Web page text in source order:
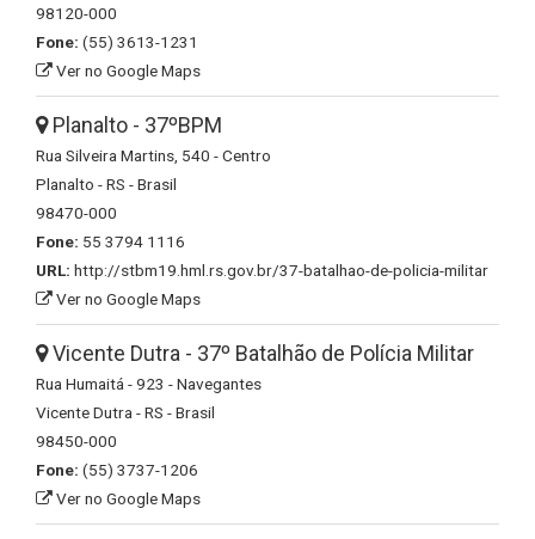
98120-000
Fone: (55) 3613-1231
Ver no Google Maps
Planalto - 37ºBPM
Rua Silveira Martins, 540 - Centro
Planalto - RS - Brasil
98470-000
Fone: 55 3794 1116
URL: http://stbm19.hml.rs.gov.br/37-batalhao-de-policia-militar
Ver no Google Maps
Vicente Dutra - 37º Batalhão de Polícia Militar
Rua Humaitá - 923 - Navegantes
Vicente Dutra - RS - Brasil
98450-000
Fone: (55) 3737-1206
Ver no Google Maps